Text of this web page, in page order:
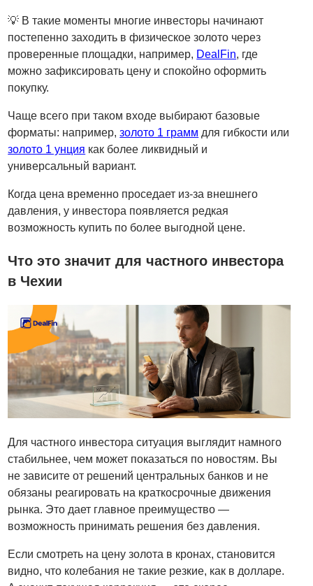
💡 В такие моменты многие инвесторы начинают
постепенно заходить в физическое золото через
проверенные площадки, например, DealFin, где
можно зафиксировать цену и спокойно оформить
покупку.
Чаще всего при таком входе выбирают базовые
форматы: например,золото 1 грамм для гибкости или
золото 1 унция как более ликвидный и
универсальный вариант.
Когда цена временно проседает из-за внешнего
давления, у инвестора появляется редкая
возможность купить по более выгодной цене.
Что это значит для частного инвестора
в Чехии
Для частного инвестора ситуация выглядит намного
стабильнее, чем может показаться по новостям. Вы
не зависите от решений центральных банков и не
обязаны реагировать на краткосрочные движения
рынка. Это дает главное преимущество —
возможность принимать решения без давления.
Если смотреть на цену золота в кронах, становится
видно, что колебания не такие резкие, как в долларе.